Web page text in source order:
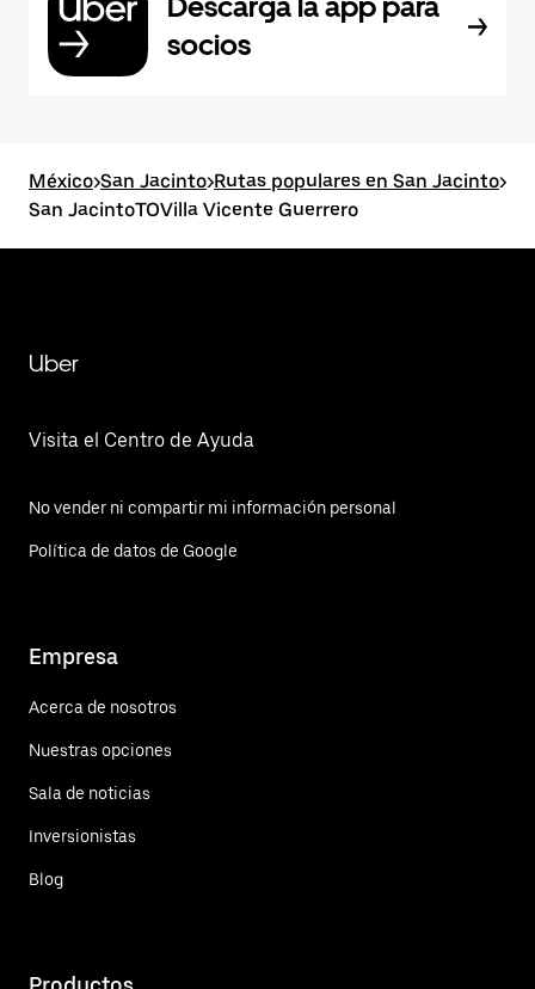
socios
México>San Jacinto>Rutas populares en San Jacinto>
San JacintoTOVilla Vicente Guerrero
Uber
Visita el Centro de Ayuda
No vender ni compartir mi información personal
Política de datos de Google
Empresa
Acerca de nosotros
Nuestras opciones
Sala de noticias
Inversionistas
Blog